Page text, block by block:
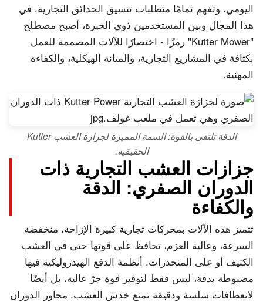
اليومي، وتفهم تمامًا متطلبات تنسيق الحدائق التجارية. في
هذا المجال وبين المستخدمين ذوي الخبرة، أصبح مصطلح
"Kutter Mower" رمزًا - اختصارًا للآلات المصممة للعمل
بكثافة في المشاريع التجارية، والمتانة الهيكلية، والكفاءة
المهنية.
الدقة تلتقي بالقوة: السمة المميزة لجزازة العشب Kutter
الحقيقية.
جزازات العشب التجارية ذات
الدوران الصفري: الدقة
والكفاءة
تتميز هذه الآلات بمحركات تجارية كبيرة الإزاحة، منخفضة
السرعة، وعالية العزم، تحافظ على قوتها حتى في العشب
الكثيف أو على المنحدرات. أنظمة الدفع الهيدروليكية فيها
مضبوطة بدقة، ليس فقط لتوفير قوة جرّ عالية، بل أيضًا
لانعطافات سلسة ودقيقة تمنع خدش العشب. محاور الدوران